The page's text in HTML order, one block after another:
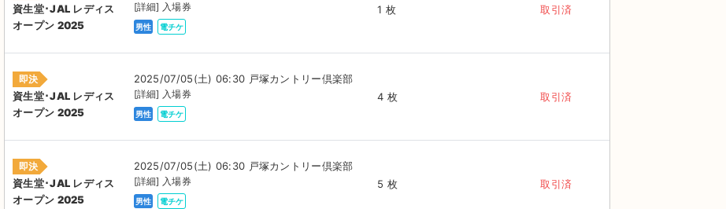
資生堂･JAL レディス
オープン 2025
[詳細] 入場券
男性 電チケ
1 枚 取引済
即決
資生堂･JAL レディス
オープン 2025
2025/07/05(土) 06:30 戸塚カントリー倶楽部
[詳細] 入場券
男性 電チケ
4 枚 取引済
即決
資生堂･JAL レディス
オープン 2025
2025/07/05(土) 06:30 戸塚カントリー倶楽部
[詳細] 入場券
男性 電チケ
5 枚 取引済